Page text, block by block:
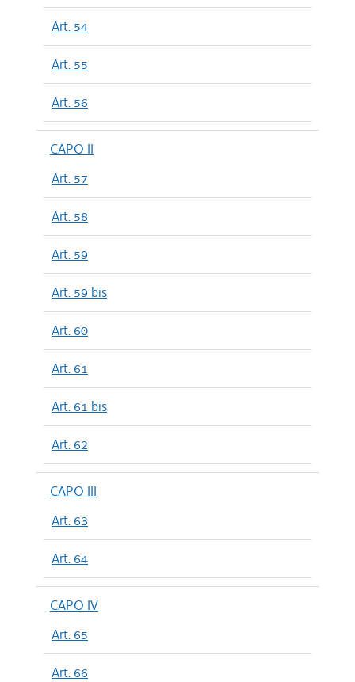
Art. 54
Art. 55
Art. 56
CAPO II
Art. 57
Art. 58
Art. 59
Art. 59 bis
Art. 60
Art. 61
Art. 61 bis
Art. 62
CAPO III
Art. 63
Art. 64
CAPO IV
Art. 65
Art. 66